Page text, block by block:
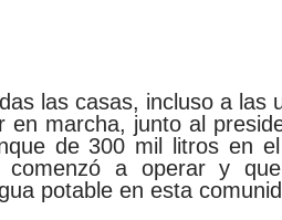
las casas, incluso a las
en marcha, junto al
de 300 mil litros en
comenzó a operar y
potable en esta